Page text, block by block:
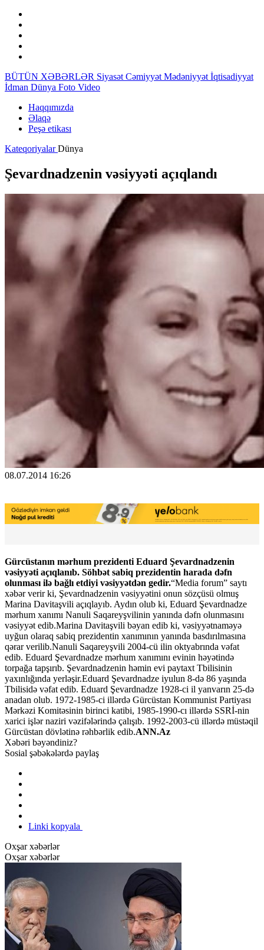
BÜTÜN XƏBƏRLƏR Siyasət Cəmiyyət Mədəniyyət İqtisadiyyat
İdman Dünya Foto Video
Haqqımızda
Əlaqə
Peşə etikası
KateqoriyalarDünya
Şevardnadzenin vəsiyyəti açıqlandı
08.07.2014 16:26
Gürcüstanın mərhum prezidenti Eduard Şevardnadzenin
vəsiyyəti açıqlanıb. Söhbət sabiq prezidentin harada dəfn
olunması ilə bağlı etdiyi vəsiyyətdən gedir.“Media forum” saytı
xəbər verir ki, Şevardnadzenin vəsiyyətini onun sözçüsü olmuş
Marina Davitaşvili açıqlayıb. Aydın olub ki, Eduard Şevardnadze
mərhum xanımı Nanuli Saqareyşvilinin yanında dəfn olunmasını
vəsiyyət edib.Marina Davitaşvili bəyan edib ki, vəsiyyətnaməyə
uyğun olaraq sabiq prezidentin xanımının yanında basdırılmasına
qərar verilib.Nanuli Saqareyşvili 2004-cü ilin oktyabrında vəfat
edib. Eduard Şevardnadze mərhum xanımını evinin həyətində
torpağa tapşırıb. Şevardnadzenin həmin evi paytaxt Tbilisinin
yaxınlığında yerləşir.Eduard Şevardnadze iyulun 8-də 86 yaşında
Tbilisidə vəfat edib. Eduard Şevardnadze 1928-ci il yanvarın 25-də
anadan olub. 1972-1985-ci illərdə Gürcüstan Kommunist Partiyası
Mərkəzi Komitəsinin birinci katibi, 1985-1990-cı illərdə SSRİ-nin
xarici işlər naziri vəzifələrində çalışıb. 1992-2003-cü illərdə müstəqil
Gürcüstan dövlətinə rəhbərlik edib.ANN.Az
Xəbəri bəyəndiniz?
Sosial şəbəkələrdə paylaş
Linki kopyala
Oxşar xəbərlər
Oxşar xəbərlər